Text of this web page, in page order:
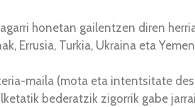
honetan gailentzen diren
Errusia, Turkia, Ukraina eta
maila (mota eta intentsitate
bederatzik zigorrik gabe